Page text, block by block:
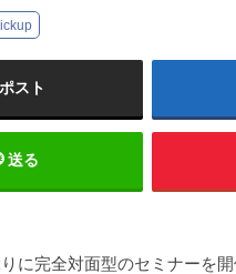
ポスト
送る
に完全対面型のセミナーを開